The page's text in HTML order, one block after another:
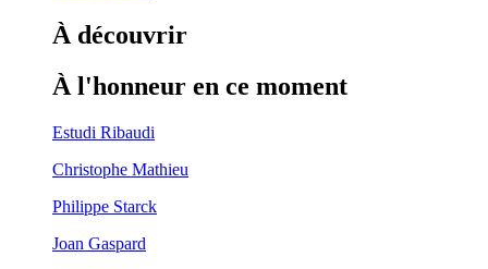
À découvrir
À l'honneur en ce moment
Estudi Ribaudi
Christophe Mathieu
Philippe Starck
Joan Gaspard